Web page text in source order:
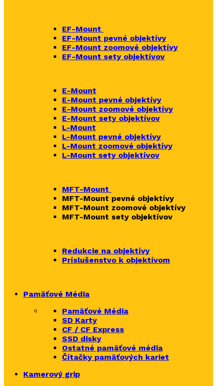
EF-Mount
EF-Mount pevné objektívy
EF-Mount zoomové objektívy
EF-Mount sety objektívov
E-Mount
E-Mount pevné objektívy
E-Mount zoomové objektívy
E-Mount sety objektívov
L-Mount
L-Mount pevné objektívy
L-Mount zoomové objektívy
L-Mount sety objektívov
MFT-Mount
MFT-Mount pevné objektívy
MFT-Mount zoomové objektívy
MFT-Mount sety objektívov
Redukcie na objektívy
Príslušenstvo k objektívom
Pamäťové Média
Pamäťové Média
SD Karty
CF / CF Express
SSD disky
Ostatné pamäťové média
Čítačky pamäťových kariet
Kamerový grip